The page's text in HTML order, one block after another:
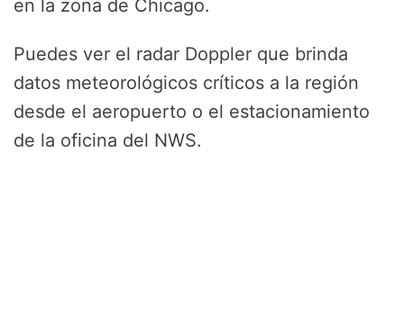
en la zona de Chicago.
Puedes ver el radar Doppler que brinda
datos meteorológicos críticos a la región
desde el aeropuerto o el estacionamiento
de la oficina del NWS.